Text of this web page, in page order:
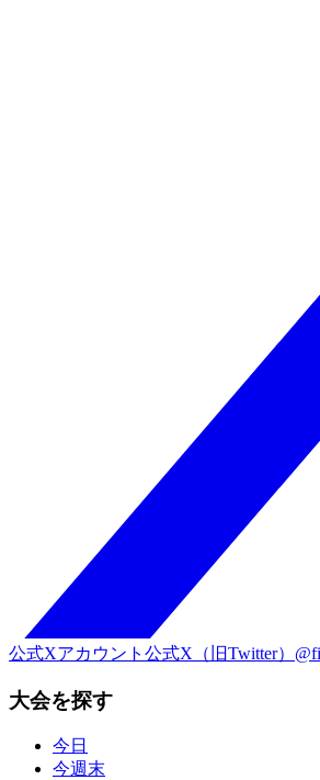
公式Xアカウント 公式X（旧Twitter）
大会を探す
今日
今週末